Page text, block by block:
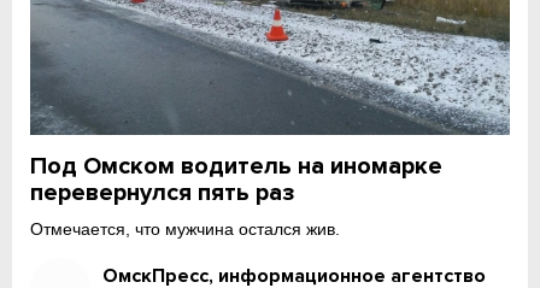
Под Омском водитель на иномарке
перевернулся пять раз
Отмечается, что мужчина остался жив.
ОмскПресс, информационное агентство